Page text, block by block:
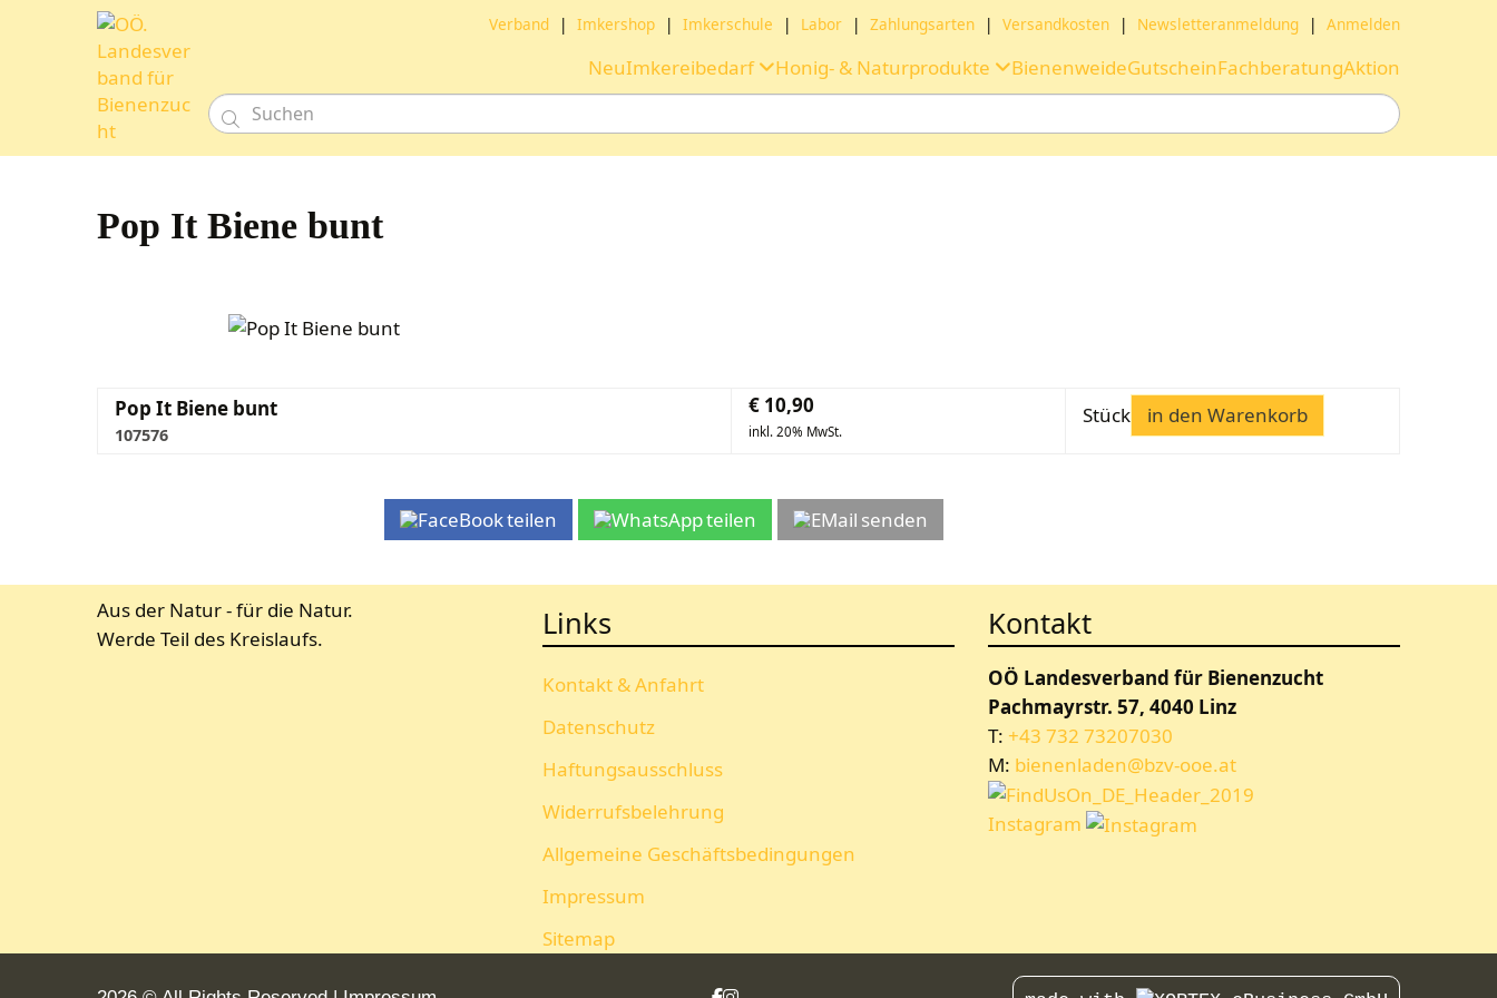
Verband | Imkershop | Imkerschule | Labor | Zahlungsarten | Versandkosten | Newsletteranmeldung | Anmelden
NeuImkereibedarf Honig- & Naturprodukte BienenweideGutscheinFachberatungAktion

Pop It Biene bunt
Pop It Biene bunt
107576
€ 10,90
inkl. 20% MwSt.
Stück in den Warenkorb
teilen teilen senden
Aus der Natur - für die Natur.
Werde Teil des Kreislaufs.
Links
Kontakt & Anfahrt
Datenschutz
Haftungsausschluss
Widerrufsbelehrung
Allgemeine Geschäftsbedingungen
Impressum
Sitemap
Kontakt
OÖ Landesverband für Bienenzucht
Pachmayrstr. 57, 4040 Linz
T: +43 732 73207030
M: bienenladen@bzv-ooe.at
Instagram